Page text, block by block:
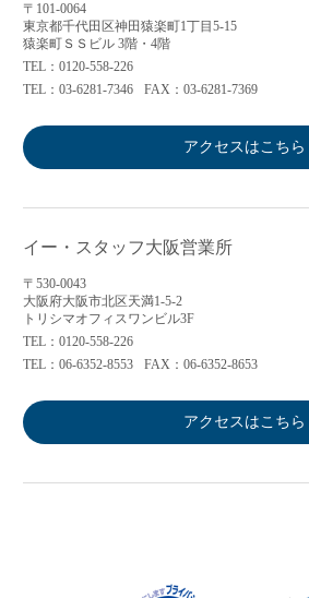
〒101-0064
東京都千代田区神田猿楽町1丁目5-15
猿楽町ＳＳビル 3階・4階
TEL：0120-558-226
TEL：03-6281-7346
FAX：03-6281-7369
アクセスはこちら
イー・スタッフ大阪営業所
〒530-0043
大阪府大阪市北区天満1-5-2
トリシマオフィスワンビル3F
TEL：0120-558-226
TEL：06-6352-8553
FAX：06-6352-8653
アクセスはこちら